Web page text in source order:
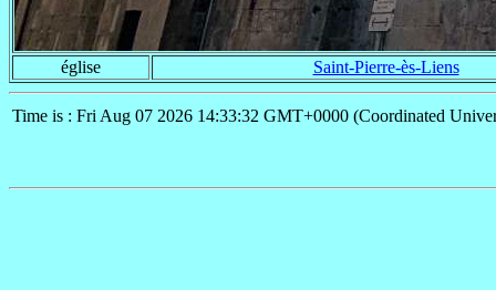
église Saint-Pierre-ès-Liens
Time is : Fri Aug 07 2026 14:33:32 GMT+0000 (Coordinated